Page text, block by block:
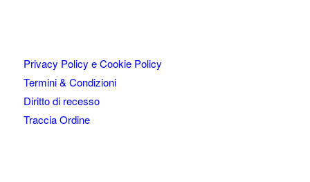
Privacy Policy e Cookie Policy
Termini & Condizioni
Diritto di recesso
Traccia Ordine